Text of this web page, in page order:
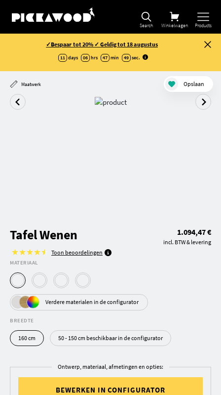
Search Winkelwagen Products
✓Bespaar tot 20% ✓ Geldig tot 18 augustus
11 days 06 hrs 47 min 48 sec.
Maatwerk Opslaan
Tafel Wenen
Toon beoordelingen
1.094,47 €
incl. BTW & levering
MATERIAAL
Verdere materialen in de configurator
BREEDTE
160 cm 50 - 150 cm beschikbaar in de configurator
Ontwerp, materiaal, afmetingen en opties:
BEWERKEN IN CONFIGURATOR
Selectie verfijnen